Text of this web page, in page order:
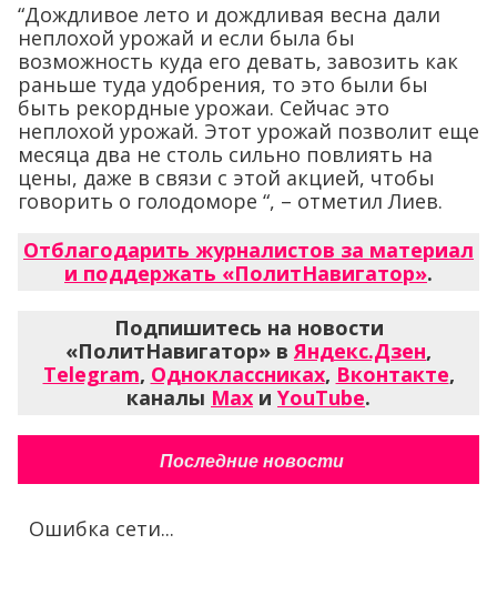
“Дождливое лето и дождливая весна дали
неплохой урожай и если была бы
возможность куда его девать, завозить как
раньше туда удобрения, то это были бы
быть рекордные урожаи. Сейчас это
неплохой урожай. Этот урожай позволит еще
месяца два не столь сильно повлиять на
цены, даже в связи с этой акцией, чтобы
говорить о голодоморе “, – отметил Лиев.
Отблагодарить журналистов за материал
и поддержать «ПолитНавигатор».
Подпишитесь на новости
«ПолитНавигатор» вЯндекс.Дзен,
Telegram, Одноклассниках, Вконтакте,
каналы Max и YouTube.
Последние новости
Ошибка сети...